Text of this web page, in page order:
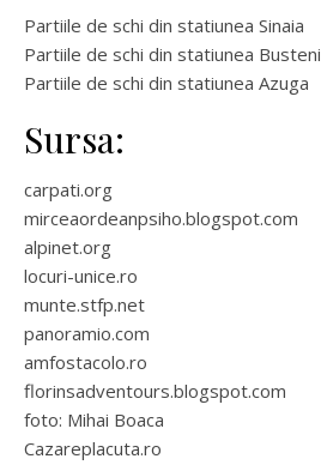
Partiile de schi din statiunea Sinaia
Partiile de schi din statiunea Busteni
Partiile de schi din statiunea Azuga
Sursa:
carpati.org
mirceaordeanpsiho.blogspot.com
alpinet.org
locuri-unice.ro
munte.stfp.net
panoramio.com
amfostacolo.ro
florinsadventours.blogspot.com
foto: Mihai Boaca
Cazareplacuta.ro